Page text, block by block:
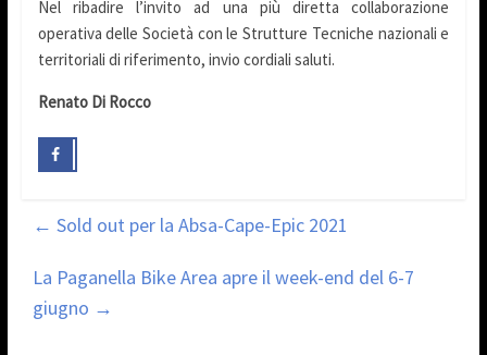
Nel ribadire l’invito ad una più diretta collaborazione
operativa delle Società con le Strutture Tecniche nazionali e
territoriali di riferimento, invio cordiali saluti.
Renato Di Rocco
← Sold out per la Absa-Cape-Epic 2021
La Paganella Bike Area apre il week-end del 6-7
giugno →